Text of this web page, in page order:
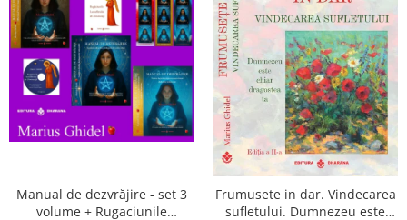
Manual de dezvrăjire - set 3
volume + Rugaciunile
Frumusete in dar. Vindecarea
sufletului. Dumnezeu este